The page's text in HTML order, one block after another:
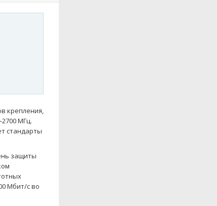
крепления,
МГц.
стандарты
защиты
Мбит/с во